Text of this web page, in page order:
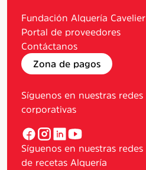
Fundación Alquería Cavelier
Portal de proveedores
Contáctanos
Zona de pagos
Síguenos en nuestras redes
corporativas
Síguenos en nuestras redes
de recetas Alquería